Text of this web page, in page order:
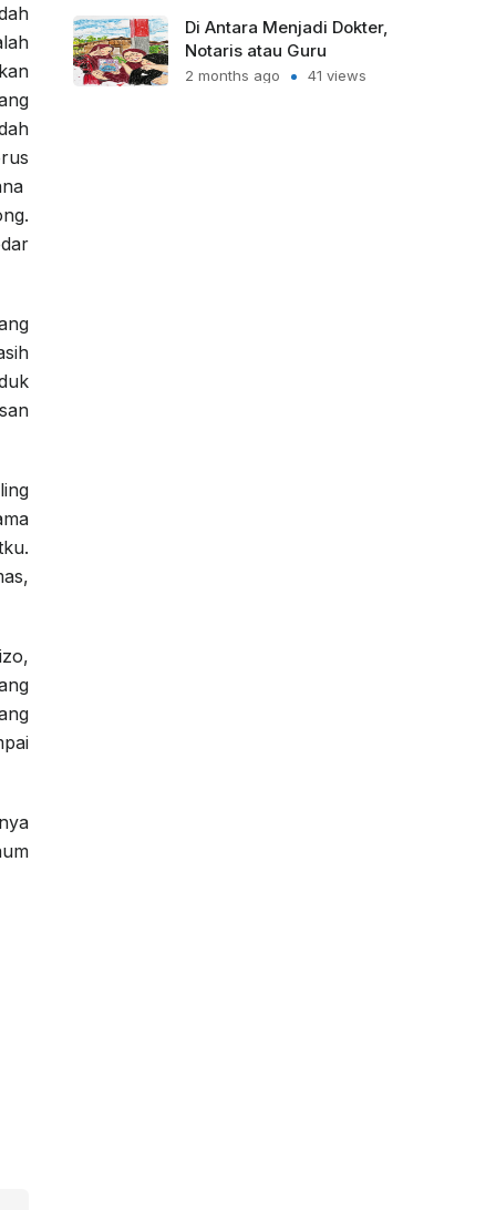
Di Antara Menjadi Dokter,
Notaris atau Guru
2 months ago 41 views